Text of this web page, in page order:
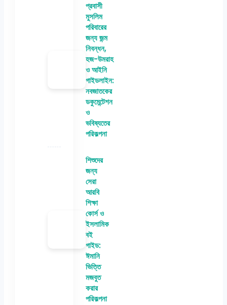
প্রবাসী
মুসলিম
পরিবারের
জন্য জন্ম
নিবন্ধন,
হজ-উমরাহ
ও আইনি
গাইডলাইন:
নবজাতকের
ডকুমেন্টেশন
ও
ভবিষ্যতের
পরিকল্পনা
শিশুদের
জন্য
সেরা
আরবি
শিক্ষা
কোর্স ও
ইসলামিক
বই
গাইড:
ঈমানি
ভিত্তি
মজবুত
করার
পরিকল্পনা